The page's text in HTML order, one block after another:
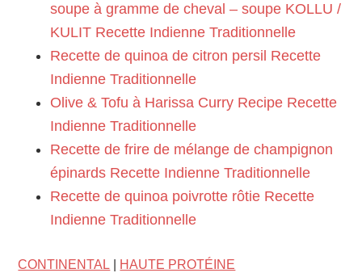
soupe à gramme de cheval – soupe KOLLU /
KULIT Recette Indienne Traditionnelle
Recette de quinoa de citron persil Recette
Indienne Traditionnelle
Olive & Tofu à Harissa Curry Recipe Recette
Indienne Traditionnelle
Recette de frire de mélange de champignon
épinards Recette Indienne Traditionnelle
Recette de quinoa poivrotte rôtie Recette
Indienne Traditionnelle
CONTINENTAL
HAUTE PROTÉINE